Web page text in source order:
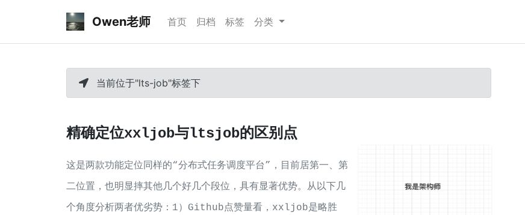
Owen老师 首页 归档 标签 分类
当前位于"lts-job"标签下
精确定位xxljob与ltsjob的区别点
这是两款功能定位同样的“分布式任务调度平台”，目前居第一、第
二位置，也明显摔其他几个好几个段位，具有显著优势。从以下几
个角度分析两者优劣势：1）Github点赞量看，xxljob是略胜